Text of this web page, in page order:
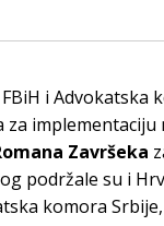
i Advokatska
implementaciju
Završeka
podržale su i
komora